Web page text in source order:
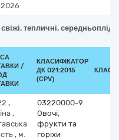
2026
тепличні,
/
КЛАСИФІКАТОР
ДК 021:2015
(CPV)
,
,
, м.
03220000-9
Овочі,
фрукти та
горіхи